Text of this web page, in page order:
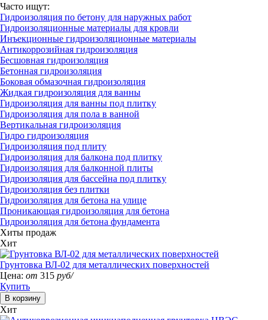
Часто ищут:
Гидроизоляция по бетону для наружных работ
Гидроизоляционные материалы для кровли
Инъекционные гидроизоляционные материалы
Антикоррозийная гидроизоляция
Бесшовная гидроизоляция
Бетонная гидроизоляция
Боковая обмазочная гидроизоляция
Жидкая гидроизоляция для ванны
Гидроизоляция для ванны под плитку
Гидроизоляция для пола в ванной
Вертикальная гидроизоляция
Гидро гидроизоляция
Гидроизоляция под плиту
Гидроизоляция для балкона под плитку
Гидроизоляция для балконной плиты
Гидроизоляция для бассейна под плитку
Гидроизоляция без плитки
Гидроизоляция для бетона на улице
Проникающая гидроизоляция для бетона
Гидроизоляция для бетона фундамента
Хиты продаж
Хит
Грунтовка ВЛ-02 для металлических поверхностей
Цена: от 315 руб/
Купить
Хит